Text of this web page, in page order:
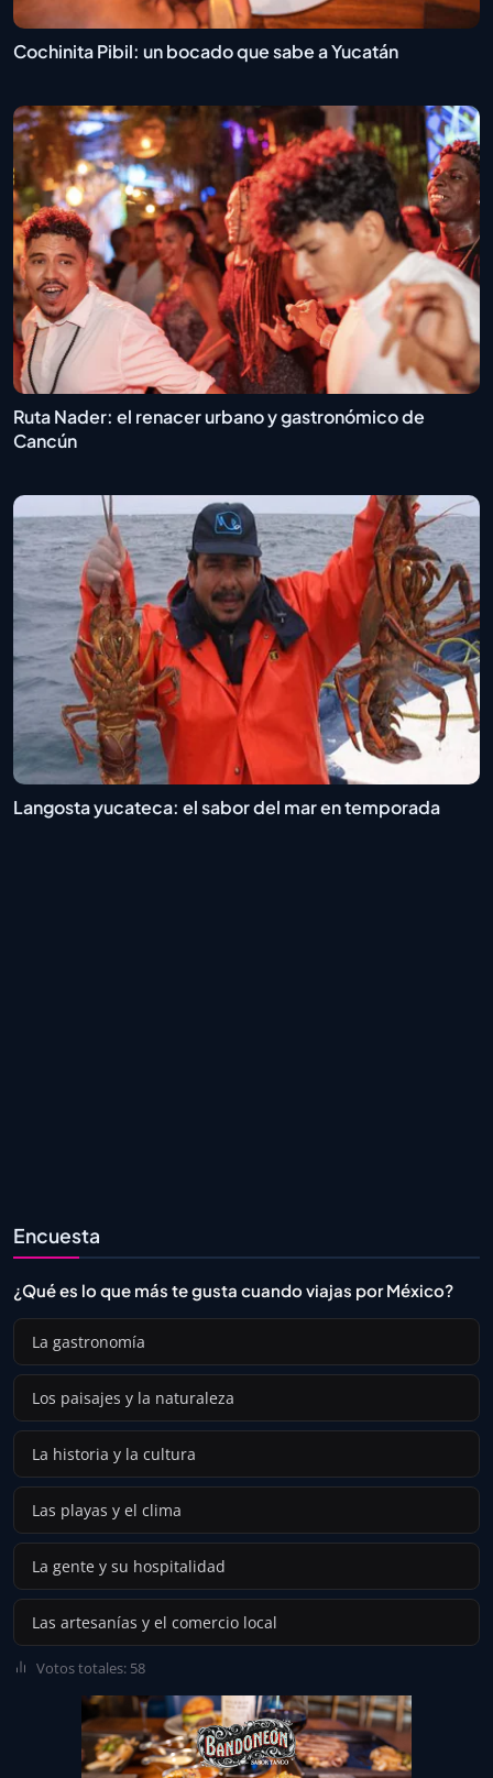
Cochinita Pibil: un bocado que sabe a Yucatán
Ruta Nader: el renacer urbano y gastronómico de
Cancún
Langosta yucateca: el sabor del mar en temporada
Encuesta
¿Qué es lo que más te gusta cuando viajas por México?
La gastronomía
Los paisajes y la naturaleza
La historia y la cultura
Las playas y el clima
La gente y su hospitalidad
Las artesanías y el comercio local
Votos totales: 58